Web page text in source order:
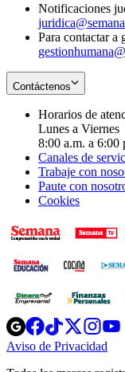
Notificaciones
Para contactar a
Contáctenos
Horarios de
Lunes a Viernes
8:00 a.m. a 6:00
Canales de
Trabaje con
Paute con
Cookies
Opens
in
new
Opens
in
new
Opens
in
new
window
new
Aviso de Privacidad